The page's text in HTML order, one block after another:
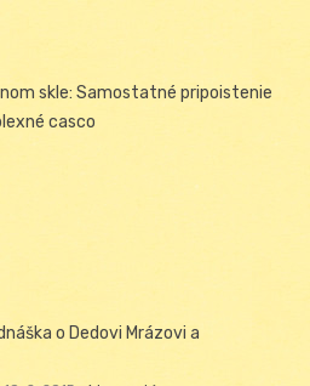
skle: Samostatné pripoistenie
casco
o Dedovi Mrázovi a